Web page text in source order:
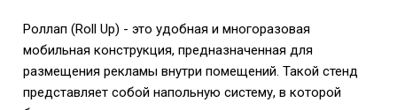
Роллап (Roll Up) - это удобная и многоразовая
мобильная конструкция, предназначенная для
размещения рекламы внутри помещений. Такой стенд
представляет собой напольную систему, в которой